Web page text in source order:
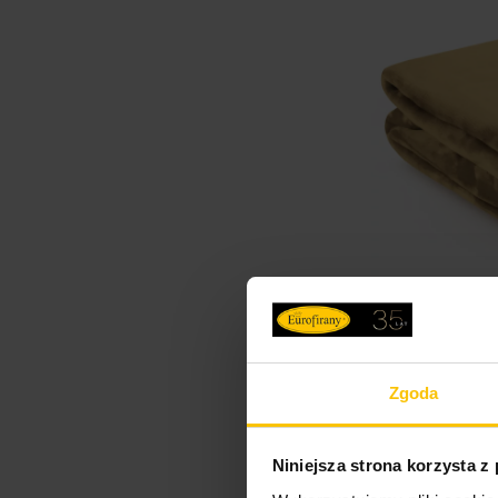
Zgoda
Niniejsza strona korzysta z
Koc 220x240
gramaturze z
Pierre Cardin